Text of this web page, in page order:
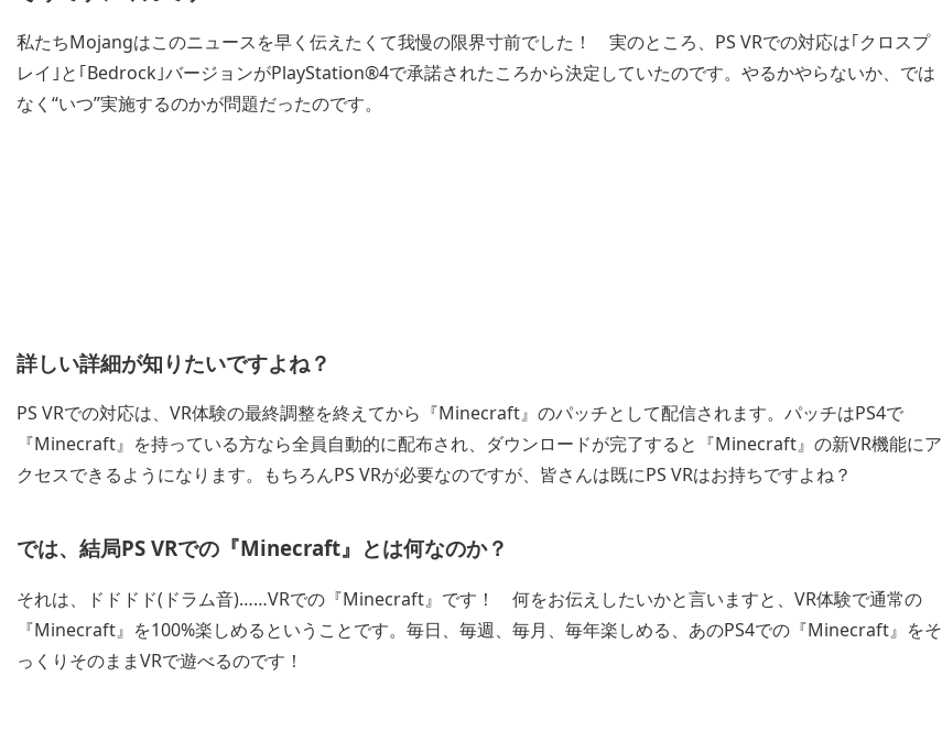
私たちMojangはこのニュースを早く伝えたくて我慢の限界寸前でした！ 実のところ、PS VRでの対応は｢クロスプ
レイ｣と｢Bedrock｣バージョンがPlayStation®4で承諾されたころから決定していたのです。やるかやらないか、では
なく“いつ”実施するのかが問題だったのです。
詳しい詳細が知りたいですよね？
PS VRでの対応は、VR体験の最終調整を終えてから『Minecraft』のパッチとして配信されます。パッチはPS4で
『Minecraft』を持っている方なら全員自動的に配布され、ダウンロードが完了すると『Minecraft』の新VR機能にア
クセスできるようになります。もちろんPS VRが必要なのですが、皆さんは既にPS VRはお持ちですよね？
では、結局PS VRでの『Minecraft』とは何なのか？
それは、ドドドド(ドラム音)……VRでの『Minecraft』です！ 何をお伝えしたいかと言いますと、VR体験で通常の
『Minecraft』を100%楽しめるということです。毎日、毎週、毎月、毎年楽しめる、あのPS4での『Minecraft』をそ
っくりそのままVRで遊べるのです！